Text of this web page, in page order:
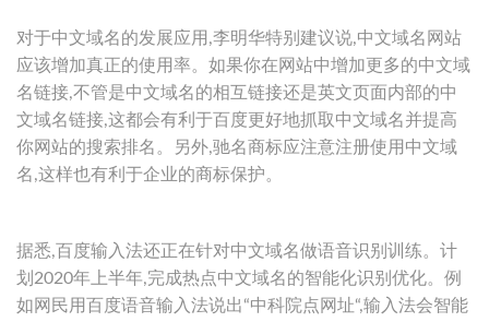
对于中文域名的发展应用,李明华特别建议说,中文域名网站
应该增加真正的使用率。如果你在网站中增加更多的中文域
名链接,不管是中文域名的相互链接还是英文页面内部的中
文域名链接,这都会有利于百度更好地抓取中文域名并提高
你网站的搜索排名。另外,驰名商标应注意注册使用中文域
名,这样也有利于企业的商标保护。
据悉,百度输入法还正在针对中文域名做语音识别训练。计
划2020年上半年,完成热点中文域名的智能化识别优化。例
如网民用百度语音输入法说出“中科院点网址“,输入法会智能